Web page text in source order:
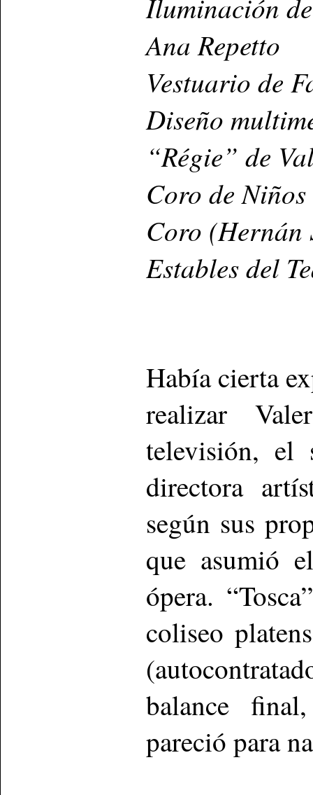
Iluminación
Ana Repetto
Vestuario de
Diseño
“Régie” de
Coro de
Coro (Hernán
Estables del
Había cierta
realizar
televisión,
directora
según sus
que asumió
ópera.
coliseo
balance
pareció para